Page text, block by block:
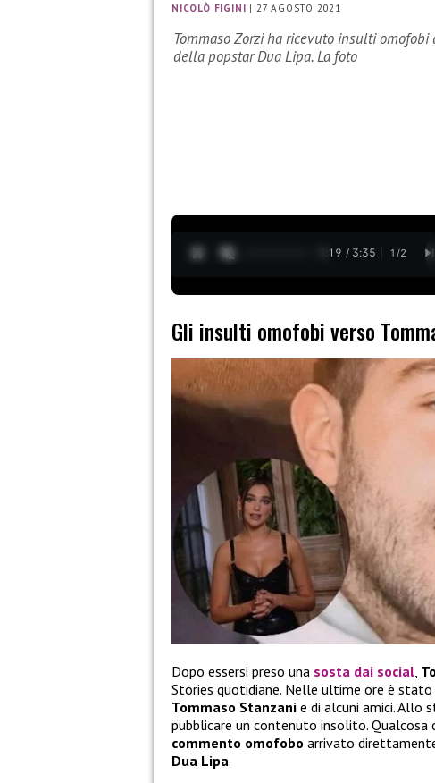
NICOLÒ FIGINI | 27 AGOSTO 2021
Tommaso Zorzi ha ricevuto insulti
della popstar Dua Lipa. La foto
0:20 / 3:35 1 /2
Gli insulti omofobi verso
Dopo essersi preso una sosta dai social,
Stories quotidiane. Nelle ultime ore è
Tommaso Stanzani e di alcuni amici. Allo
pubblicare un contenuto insolito. Qualcosa
commento omofobo arrivato
Dua Lipa.